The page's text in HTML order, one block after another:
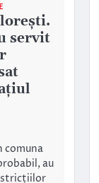
servit
comuna
au